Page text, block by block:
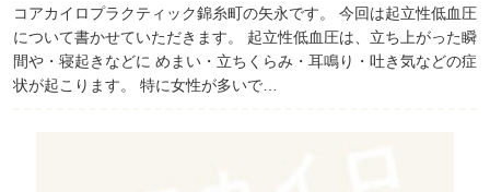
コアカイロプラクティック錦糸町の矢永です。 今回は起立性低血圧
について書かせていただきます。 起立性低血圧は、立ち上がった瞬
間や・寝起きなどに めまい・立ちくらみ・耳鳴り・吐き気などの症
状が起こります。 特に女性が多いで…